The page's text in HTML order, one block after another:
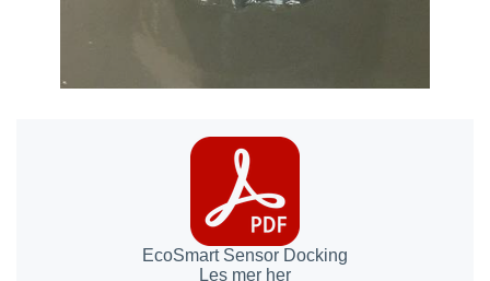
EcoSmart Sensor Docking
Les mer her